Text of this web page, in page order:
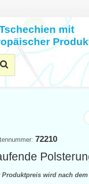
mit
72210
Produktpreis wird nach